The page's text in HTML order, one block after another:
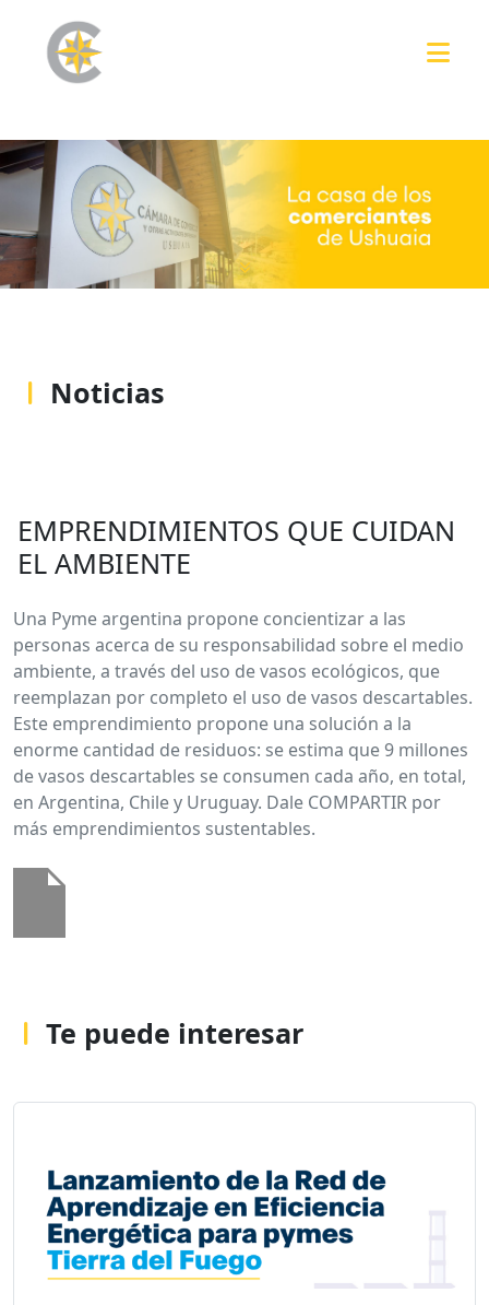
Noticias
EMPRENDIMIENTOS QUE CUIDAN
EL AMBIENTE
Una Pyme argentina propone concientizar a las
personas acerca de su responsabilidad sobre el medio
ambiente, a través del uso de vasos ecológicos, que
reemplazan por completo el uso de vasos descartables.
Este emprendimiento propone una solución a la
enorme cantidad de residuos: se estima que 9 millones
de vasos descartables se consumen cada año, en total,
en Argentina, Chile y Uruguay. Dale COMPARTIR por
más emprendimientos sustentables.
Te puede interesar